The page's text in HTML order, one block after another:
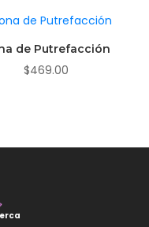
$219.00.$198.00.
de Putrefacción
$469.00